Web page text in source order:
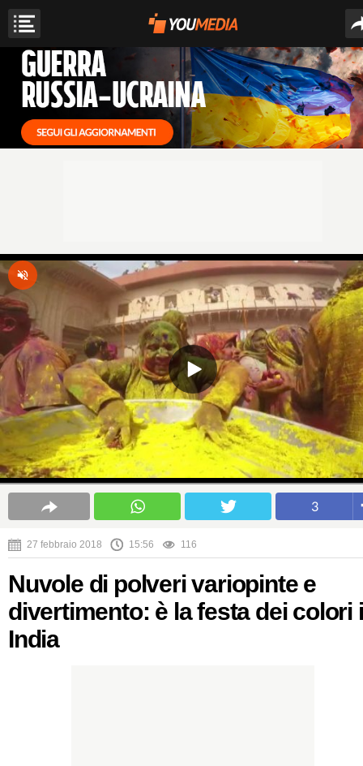
3
27 febbraio 2018 15:56 116
Nuvole di polveri variopinte e
divertimento: è la festa dei colori
India